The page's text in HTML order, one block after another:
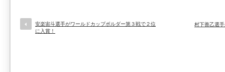
安楽宙斗選手がワールドカップボルダー第３戦で２位
に入賞！
村下善乙選